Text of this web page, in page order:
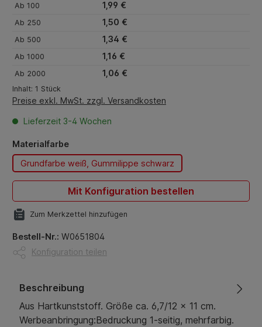
Ab 100 1,99 €
Ab 250 1,50 €
Ab 500 1,34 €
Ab 1000 1,16 €
Ab 2000 1,06 €
Inhalt: 1 Stück
Preise exkl. MwSt. zzgl. Versandkosten
Lieferzeit 3-4 Wochen
Materialfarbeauswählen
Grundfarbe weiß, Gummilippe schwarz
Mit Konfiguration bestellen
Zum Merkzettel hinzufügen
Bestell-Nr.: W0651804
Konfiguration teilen
Beschreibung
Aus Hartkunststoff. Größe ca. 6,7/12 x 11 cm.
Werbeanbringung:Bedruckung 1-seitig, mehrfarbig.